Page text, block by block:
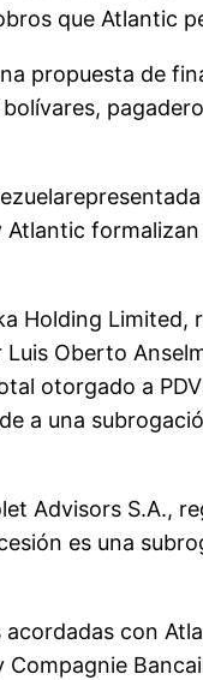
que Atlantic
propuesta de
Atlantic
Holding Limited,
Oberto
otorgado a
a una
Advisors S.A.,
es una
acordadas con
Compagnie